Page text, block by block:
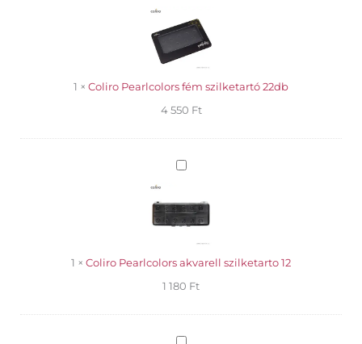
fém
szilketartó
22db
1 × Coliro Pearlcolors fém szilketartó 22db
4 550 Ft
Coliro
szilketarto
12
1 × Coliro Pearlcolors akvarell szilketarto 12
1 180 Ft